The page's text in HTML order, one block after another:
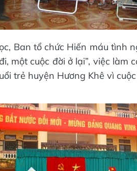
Ban tổ chức Hiến máu tình
một cuộc đời ở lại”, việc
trẻ huyện Hương Khê vì